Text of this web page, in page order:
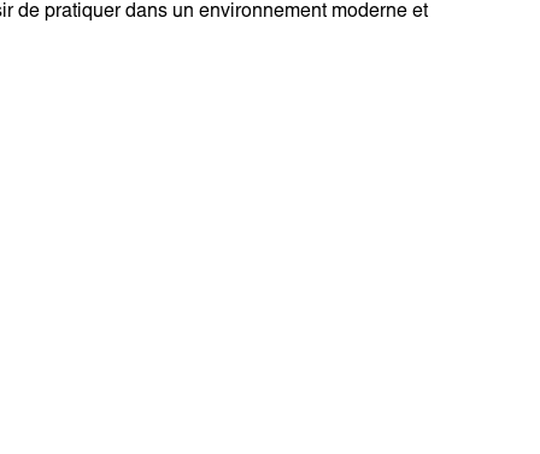
de pratiquer dans unenvironnement moderne et